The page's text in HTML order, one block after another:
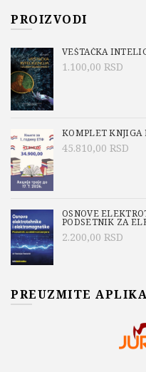
PROIZVODI
VEŠTAČKA
1.100,00 RSD
KOMPLET KNJIGA
45.810,00 RSD
OSNOVE
PODSETNIK ZA
2.200,00 RSD
PREUZMITE